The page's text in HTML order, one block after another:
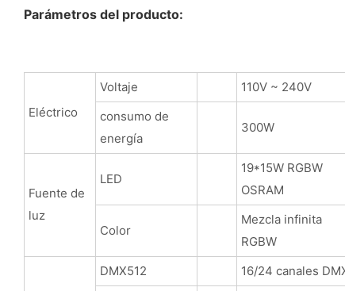
Parámetros del producto:
Eléctrico
Voltaje
110V ~ 240V
consumo de
energía
300W
Fuente de
luz
LED
19*15W RGBW
OSRAM
Color
Mezcla infinita
RGBW
DMX512
16/24 canales